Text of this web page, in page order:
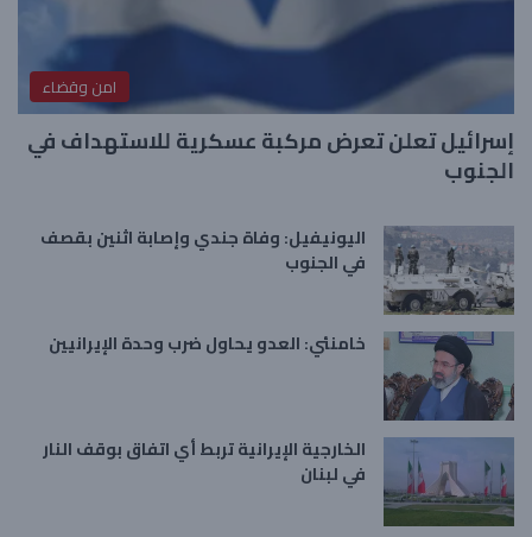
امن وقضاء
إسرائيل تعلن تعرض مركبة عسكرية للاستهداف في
الجنوب
اليونيفيل: وفاة جندي وإصابة اثنين بقصف
في الجنوب
خامنئي: العدو يحاول ضرب وحدة الإيرانيين
الخارجية الإيرانية تربط أي اتفاق بوقف النار
في لبنان